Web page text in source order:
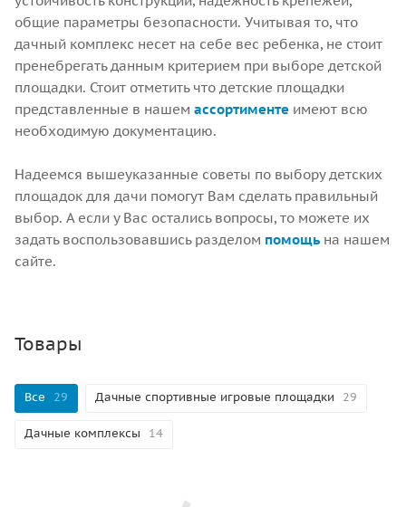
общие параметры безопасности. Учитывая то, что
дачный комплекс несет на себе вес ребенка, не стоит
пренебрегать данным критерием при выборе детской
площадки. Стоит отметить что детские площадки
представленные в нашем ассортименте имеют всю
необходимую документацию.
Надеемся вышеуказанные советы по выбору детских
площадок для дачи помогут Вам сделать правильный
выбор. А если у Вас остались вопросы, то можете их
задать воспользовавшись разделом помощь на нашем
сайте.
Товары
Все 29 Дачные спортивные игровые площадки 29
Дачные комплексы 14